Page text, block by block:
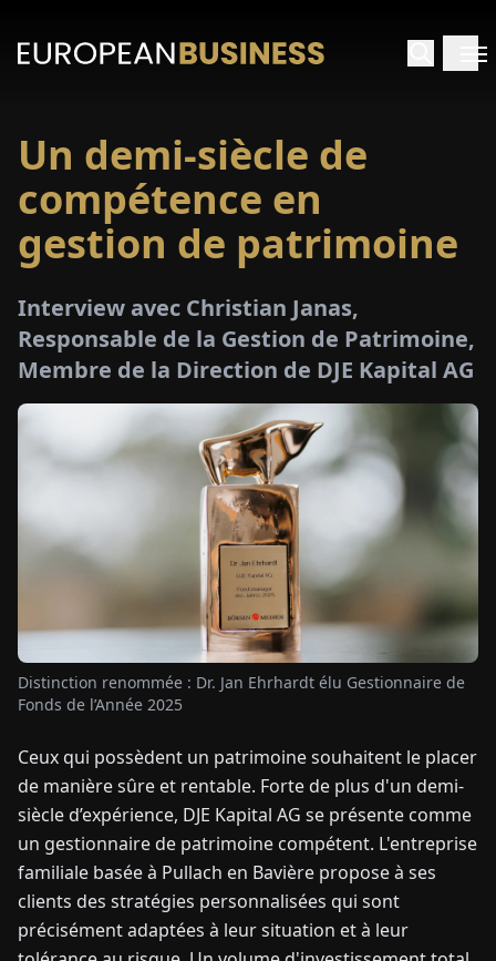
ENDEFR ESITNL PLHU
CONTACTEZ-
NOUS
Un demi-siècle de
compétence en
gestion de patrimoine
Interview avec Christian Janas,
Responsable de la Gestion de Patrimoine,
Membre de la Direction de DJE Kapital AG
Distinction renommée : Dr. Jan Ehrhardt élu Gestionnaire de
Fonds de l’Année 2025
Ceux qui possèdent un patrimoine souhaitent le placer
de manière sûre et rentable. Forte de plus d'un demi-
siècle d’expérience, DJE Kapital AG se présente comme
un gestionnaire de patrimoine compétent. L'entreprise
familiale basée à Pullach en Bavière propose à ses
clients des stratégies personnalisées qui sont
précisément adaptées à leur situation et à leur